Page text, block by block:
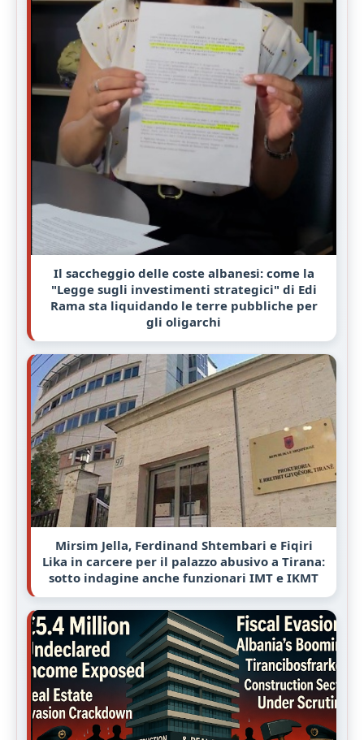
Il saccheggio delle coste albanesi: come la
"Legge sugli investimenti strategici" di Edi
Rama sta liquidando le terre pubbliche per
gli oligarchi
Mirsim Jella, Ferdinand Shtembari e Fiqiri
Lika in carcere per il palazzo abusivo a Tirana:
sotto indagine anche funzionari IMT e IKMT